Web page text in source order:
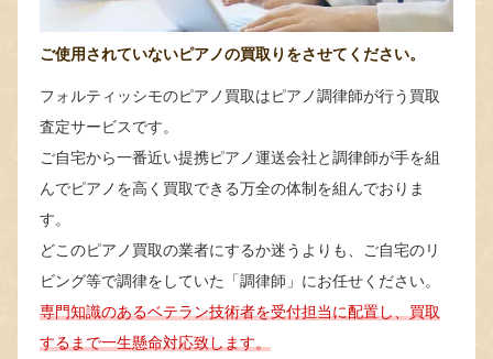
ご使用されていないピアノの買取りをさせてください。
フォルティッシモのピアノ買取はピアノ調律師が行う買取
査定サービスです。
ご自宅から一番近い提携ピアノ運送会社と調律師が手を組
んでピアノを高く買取できる万全の体制を組んでおりま
す。
どこのピアノ買取の業者にするか迷うよりも、ご自宅のリ
ビング等で調律をしていた「調律師」にお任せください。
専門知識のあるベテラン技術者を受付担当に配置し、買取
するまで一生懸命対応致します。